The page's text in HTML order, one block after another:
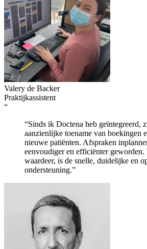
Valery de Backer
Praktijkassistent
“
“Sinds ik Doctena heb geïntegreerd,
aanzienlijke toename van boekingen
nieuwe patiënten. Afspraken
eenvoudiger en efficiënter geworden.
waardeer, is de snelle, duidelijke en
ondersteuning.”